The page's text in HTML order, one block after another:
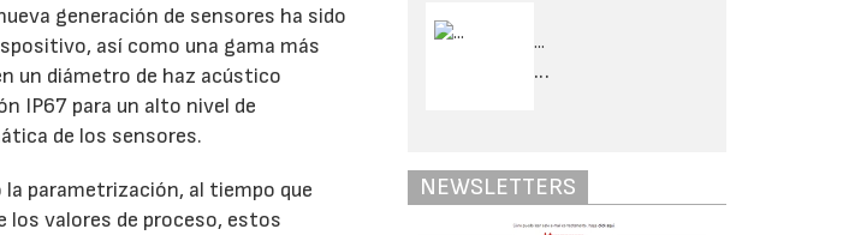
generación de sensores ha sido
así como una gama más
un diámetro de haz acústico
IP67 para un alto nivel de
de los sensores.
parametrización, al tiempo que
los valores de proceso, estos
...
...
NEWSLETTERS